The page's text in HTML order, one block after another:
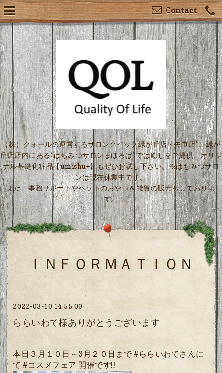
Contact
（株）クォールの運営するサロンクイック緑が丘店・矢巾店”。緑が
丘店店内にある“はちみつサロンまほろば”では癒しをご提供。オリジ
ナル基礎化粧品【umishu+】もぜひお試し下さい。※はちみつサロ
ンは現在休業中です。
また、事務サポートやペットのおやつ＆雑貨の販売もしておりま
す。
ＩＮＦＯＲＭＡＴＩＯＮ
2022-03-10 14:55:00
ららいわて様ありがとうございます
本日３月１０日～3月２０日まで#ららいわてさんに
て #コスメフェア 開催です!!